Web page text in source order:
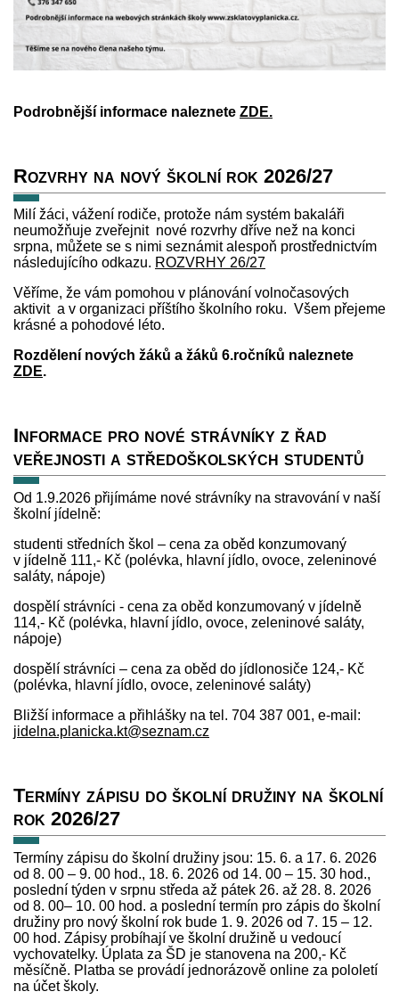
Podrobnější informace naleznete ZDE.
Rozvrhy na nový školní rok 2026/27
Milí žáci, vážení rodiče, protože nám systém bakaláři
neumožňuje zveřejnit nové rozvrhy dříve než na konci
srpna, můžete se s nimi seznámit alespoň prostřednictvím
následujícího odkazu. ROZVRHY 26/27
Věříme, že vám pomohou v plánování volnočasových
aktivit a v organizaci příštího školního roku. Všem přejeme
krásné a pohodové léto.
Rozdělení nových žáků a žáků 6.ročníků naleznete
ZDE.
Informace pro nové strávníky z řad
veřejnosti a středoškolských studentů
Od 1.9.2026 přijímáme nové strávníky na stravování v naší
školní jídelně:
studenti středních škol – cena za oběd konzumovaný
v jídelně 111,- Kč (polévka, hlavní jídlo, ovoce, zeleninové
saláty, nápoje)
dospělí strávníci - cena za oběd konzumovaný v jídelně
114,- Kč (polévka, hlavní jídlo, ovoce, zeleninové saláty,
nápoje)
dospělí strávníci – cena za oběd do jídlonosiče 124,- Kč
(polévka, hlavní jídlo, ovoce, zeleninové saláty)
Bližší informace a přihlášky na tel. 704 387 001, e-mail:
jidelna.planicka.kt@seznam.cz
Termíny zápisu do školní družiny na školní
rok 2026/27
Termíny zápisu do školní družiny jsou: 15. 6. a 17. 6. 2026
od 8. 00 – 9. 00 hod., 18. 6. 2026 od 14. 00 – 15. 30 hod.,
poslední týden v srpnu středa až pátek 26. až 28. 8. 2026
od 8. 00– 10. 00 hod. a poslední termín pro zápis do školní
družiny pro nový školní rok bude 1. 9. 2026 od 7. 15 – 12.
00 hod. Zápisy probíhají ve školní družině u vedoucí
vychovatelky. Úplata za ŠD je stanovena na 200,- Kč
měsíčně. Platba se provádí jednorázově online za pololetí
na účet školy.